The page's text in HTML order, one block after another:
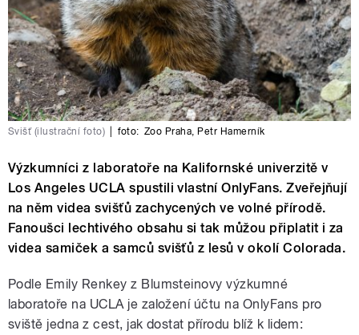
Svišť (ilustrační foto) foto: Zoo Praha ,Petr Hamerník
Výzkumníci z laboratoře na Kalifornské univerzitě v
Los Angeles UCLA spustili vlastní OnlyFans. Zveřejňují
na něm videa svišťů zachycených ve volné přírodě.
Fanoušci lechtivého obsahu si tak můžou připlatit i za
videa samiček a samců svišťů z lesů v okolí Colorada.
Podle Emily Renkey z Blumsteinovy výzkumné
laboratoře na UCLA je založení účtu na OnlyFans pro
sviště jedna z cest, jak dostat přírodu blíž k lidem: